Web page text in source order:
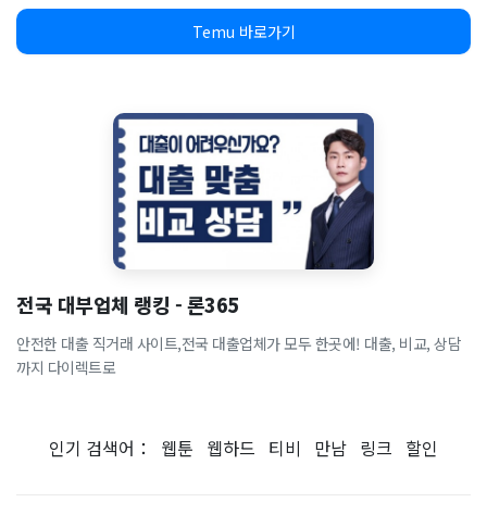
Temu 바로가기
전국 대부업체 랭킹 - 론365
안전한 대출 직거래 사이트,전국 대출업체가 모두 한곳에! 대출, 비교, 상담
까지 다이렉트로
인기 검색어： 웹툰 웹하드 티비 만남 링크 할인